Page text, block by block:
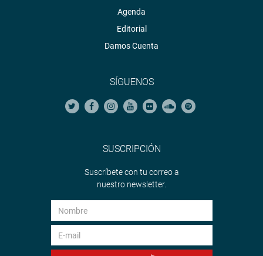
Agenda
Editorial
Damos Cuenta
SÍGUENOS
SUSCRIPCIÓN
Suscríbete con tu correo a
nuestro newsletter.